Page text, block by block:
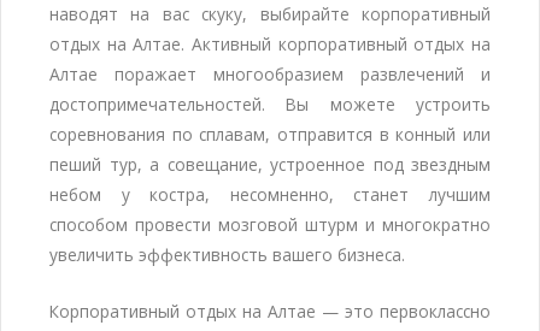
наводят на вас скуку, выбирайте корпоративный
отдых на Алтае. Активный корпоративный отдых на
Алтае поражает многообразием развлечений и
достопримечательностей. Вы можете устроить
соревнования по сплавам, отправится в конный или
пеший тур, а совещание, устроенное под звездным
небом у костра, несомненно, станет лучшим
способом провести мозговой штурм и многократно
увеличить эффективность вашего бизнеса.
Корпоративный отдых на Алтае — это первоклассно